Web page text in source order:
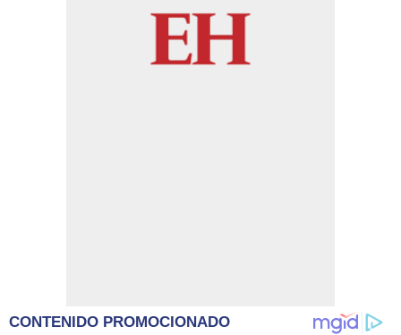
CONTENIDO PROMOCIONADO